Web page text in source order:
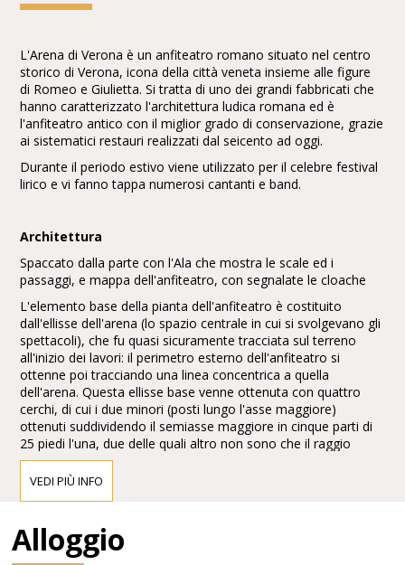
L'Arena di Verona è un anfiteatro romano situato nel centro
storico di Verona, icona della città veneta insieme alle figure
di Romeo e Giulietta. Si tratta di uno dei grandi fabbricati che
hanno caratterizzato l'architettura ludica romana ed è
l'anfiteatro antico con il miglior grado di conservazione, grazie
ai sistematici restauri realizzati dal seicento ad oggi.
Durante il periodo estivo viene utilizzato per il celebre festival
lirico e vi fanno tappa numerosi cantanti e band.
Architettura
Spaccato dalla parte con l'Ala che mostra le scale ed i
passaggi, e mappa dell'anfiteatro, con segnalate le cloache
L'elemento base della pianta dell'anfiteatro è costituito
dall'ellisse dell'arena (lo spazio centrale in cui si svolgevano gli
spettacoli), che fu quasi sicuramente tracciata sul terreno
all'inizio dei lavori: il perimetro esterno dell'anfiteatro si
ottenne poi tracciando una linea concentrica a quella
dell'arena. Questa ellisse base venne ottenuta con quattro
cerchi, di cui i due minori (posti lungo l'asse maggiore)
ottenuti suddividendo il semiasse maggiore in cinque parti di
25 piedi l'una, due delle quali altro non sono che il raggio
preso all'estremità dello stesso asse maggiore. La curva
maggiore invece ha un raggio di sette parti da 25 piedi, con il
romani, dunque una cifra tonda, a conferma della semplicità
del modulo base utilizzato, con un rapporto tra asse
VEDI PIÙ INFO
Alloggio